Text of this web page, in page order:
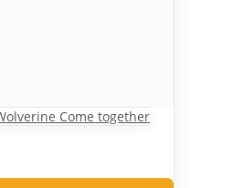
Come together